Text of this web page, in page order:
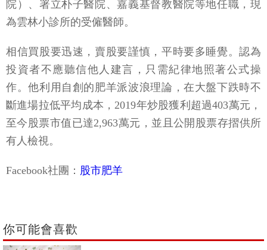
院）、署立朴子醫院、嘉義基督教醫院等地任職，現
為雲林小診所的受僱醫師。
相信買股要迅速，賣股要謹慎，平時要多睡覺。認為
投資者不應聽信他人建言，只需紀律地照著公式操
作。他利用自創的肥羊派波浪理論，在大盤下跌時不
斷進場拉低平均成本，2019年炒股獲利超過403萬元，
至今股票市值已達2,963萬元，並且公開股票存摺供所
有人檢視。
Facebook社團： 股市肥羊
你可能會喜歡